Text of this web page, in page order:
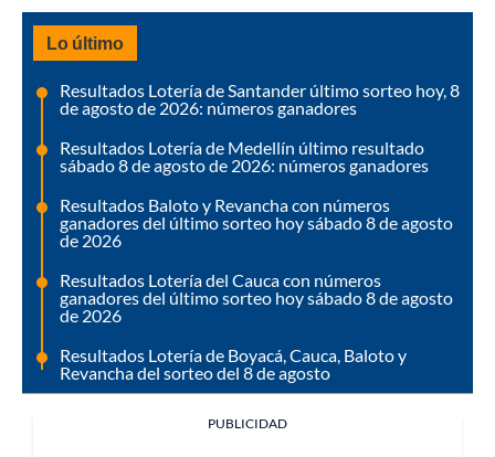
Lo último
Resultados Lotería de Santander último sorteo hoy, 8
de agosto de 2026: números ganadores
Resultados Lotería de Medellín último resultado
sábado 8 de agosto de 2026: números ganadores
Resultados Baloto y Revancha con números
ganadores del último sorteo hoy sábado 8 de agosto
de 2026
Resultados Lotería del Cauca con números
ganadores del último sorteo hoy sábado 8 de agosto
de 2026
Resultados Lotería de Boyacá, Cauca, Baloto y
Revancha del sorteo del 8 de agosto
PUBLICIDAD